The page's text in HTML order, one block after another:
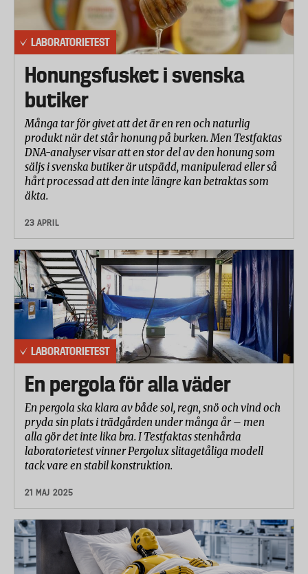
LABORATORIETEST
Honungsfusket i svenska
butiker
Många tar för givet att det är en ren och naturlig
produkt när det står honung på burken. Men Testfaktas
DNA-analyser visar att en stor del av den honung som
säljs i svenska butiker är utspädd, manipulerad eller så
hårt processad att den inte längre kan betraktas som
äkta.
23 APRIL
LABORATORIETEST
En pergola för alla väder
En pergola ska klara av både sol, regn, snö och vind och
pryda sin plats i trädgården under många år – men
alla gör det inte lika bra. I Testfaktas stenhårda
laboratorietest vinner Pergolux slitagetåliga modell
tack vare en stabil konstruktion.
21 MAJ 2025